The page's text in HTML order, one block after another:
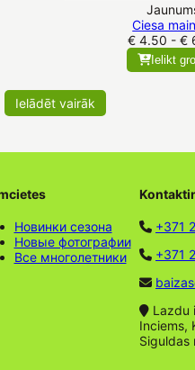
Ciesa
€ 4.50 - €
Ielikt
Ielādēt vairāk
Новинки сезона
Новые фотографии
Все многолетники
+371
+371
Lazdu
Inciems,
Siguldas